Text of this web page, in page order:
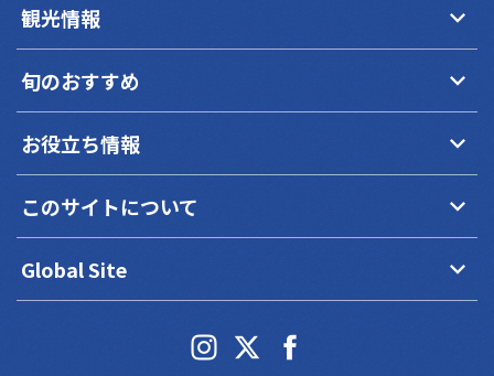
観光情報 keyboard_arrow_down
旬のおすすめ keyboard_arrow_down
お役立ち情報 keyboard_arrow_down
このサイトについて keyboard_arrow_down
Global Site keyboard_arrow_down